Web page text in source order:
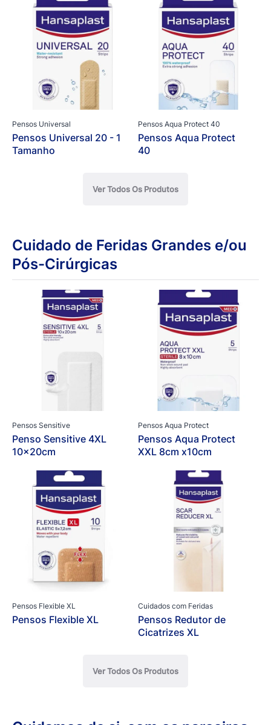
Pensos Universal
Pensos Universal 20 - 1
Tamanho
Pensos Aqua Protect 40
Pensos Aqua Protect
40
Ver Todos Os Produtos
Cuidado de Feridas Grandes e/ou
Pós-Cirúrgicas
Pensos Sensitive
Penso Sensitive 4XL
10x20cm
Pensos Aqua Protect
Pensos Aqua Protect
XXL 8cm x10cm
Pensos Flexible XL
Pensos Flexible XL
Cuidados com Feridas
Pensos Redutor de
Cicatrizes XL
Ver Todos Os Produtos